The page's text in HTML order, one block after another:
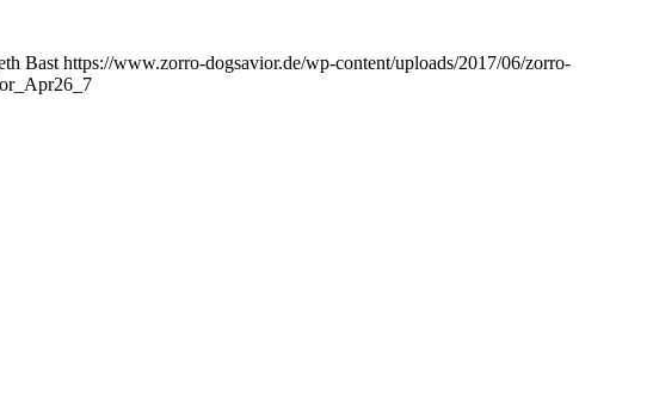
Bast https://www.zorro-dogsavior.de/wp-content/uploads/2017/06/zorro-